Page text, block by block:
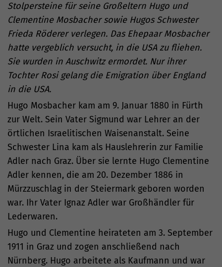
Stolpersteine für seine Großeltern Hugo und
Clementine Mosbacher sowie Hugos Schwester
Frieda Röderer verlegen. Das Ehepaar Mosbacher
hatte vergeblich versucht, in die USA zu fliehen.
Sie wurden in Auschwitz ermordet. Nur ihrer
Tochter Rosi gelang die Emigration über England
in die USA.
Hugo Mosbacher kam am 9. Januar 1880 in Fürth
zur Welt. Sein Vater Sigmund war Lehrer an der
örtlichen Israelitischen Waisenanstalt. Seine
Schwester Lina kam als Hauslehrerin zur Familie
Adler nach Graz. Über sie lernte Hugo Clementine
Adler kennen, die am 20. Dezember 1886 in
Mürzzuschlag in der Steiermark geboren worden
war. Ihr Vater Ignaz Adler war Großhändler für
Lederwaren.
Hugo und Clementine heirateten am 3. September
1911 in Graz und zogen anschließend nach
Nürnberg. Hugo arbeitete als Kaufmann und war